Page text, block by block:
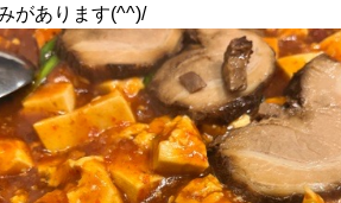
があります(^^)/